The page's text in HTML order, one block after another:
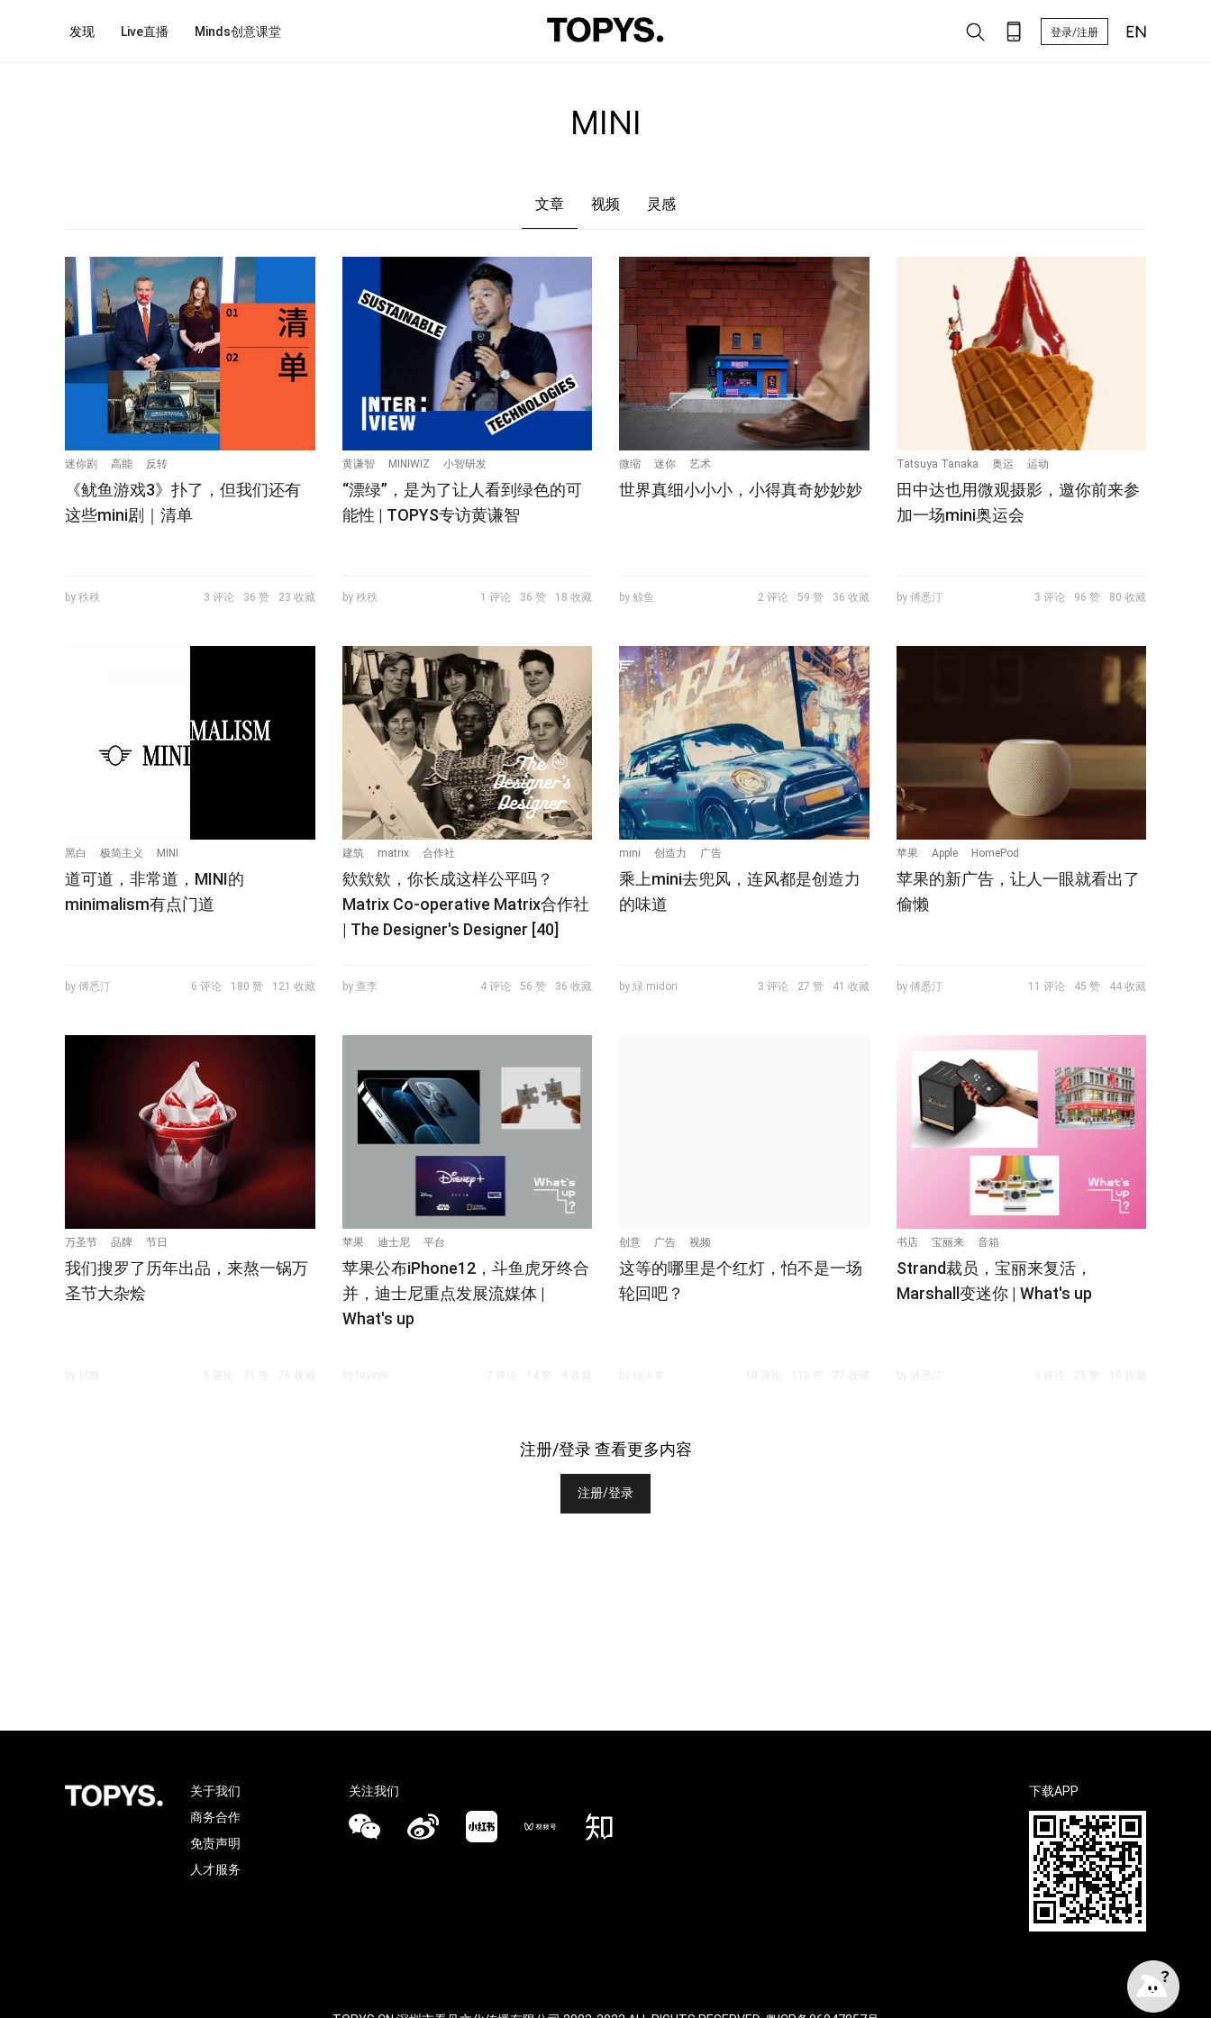
发现 Live直播 Minds创意课堂 登录/注册
文章 视频 灵感
迷你剧 高能 反转
《鱿鱼游戏3》扑了，但我们还有
这些mini剧｜清单
by 秩秩 3 评论 36 赞 23 收藏
黄谦智 MINIWIZ 小智研发
“漂绿”，是为了让人看到绿色的可
能性 | TOPYS专访黄谦智
by 秩秩 1 评论 36 赞 18 收藏
微缩 迷你 艺术
世界真细小小小，小得真奇妙妙妙
by 鲸鱼 2 评论 59 赞 36 收藏
Tatsuya Tanaka 奥运 运动
田中达也用微观摄影，邀你前来参
加一场mini奥运会
by 傅悉汀 3 评论 96 赞 80 收藏
黑白 极简主义 MINI
道可道，非常道，MINI的
minimalism有点门道
by 傅悉汀 6 评论 180 赞 121 收藏
建筑 matrix 合作社
欸欸欸，你长成这样公平吗？
Matrix Co-operative Matrix合作社
| The Designer's Designer [40]
by 查李 4 评论 56 赞 36 收藏
mini 创造力 广告
乘上mini去兜风，连风都是创造力
的味道
by 緑 midori 3 评论 27 赞 41 收藏
苹果 Apple HomePod
苹果的新广告，让人一眼就看出了
偷懒
by 傅悉汀 11 评论 45 赞 44 收藏
万圣节 品牌 节日
我们搜罗了历年出品，来熬一锅万
圣节大杂烩
苹果 迪士尼 平台
苹果公布iPhone12，斗鱼虎牙终合
并，迪士尼重点发展流媒体 |
What's up
创意 广告 视频
这等的哪里是个红灯，怕不是一场
轮回吧？
书店 宝丽来 音箱
Strand裁员，宝丽来复活，
Marshall变迷你 | What's up
注册/登录 查看更多内容
注册/登录
关于我们
商务合作
免责声明
人才服务
关注我们 下载APP